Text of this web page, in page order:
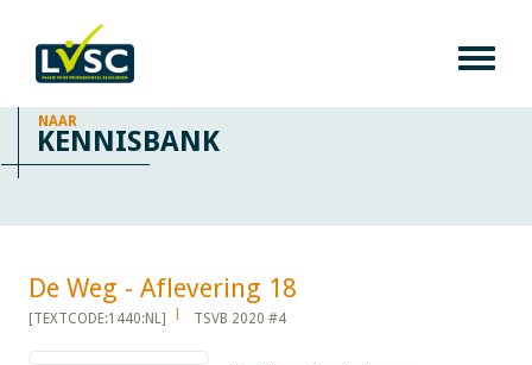
NAAR
KENNISBANK
De Weg - Aflevering 18​​​​​​
[TEXTCODE:1440:NL] TSVB 2020 #4